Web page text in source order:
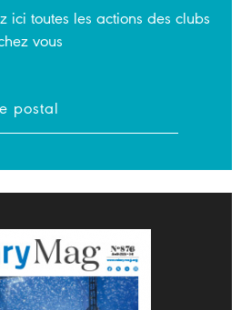
ici toutes les actions des clubs
vous